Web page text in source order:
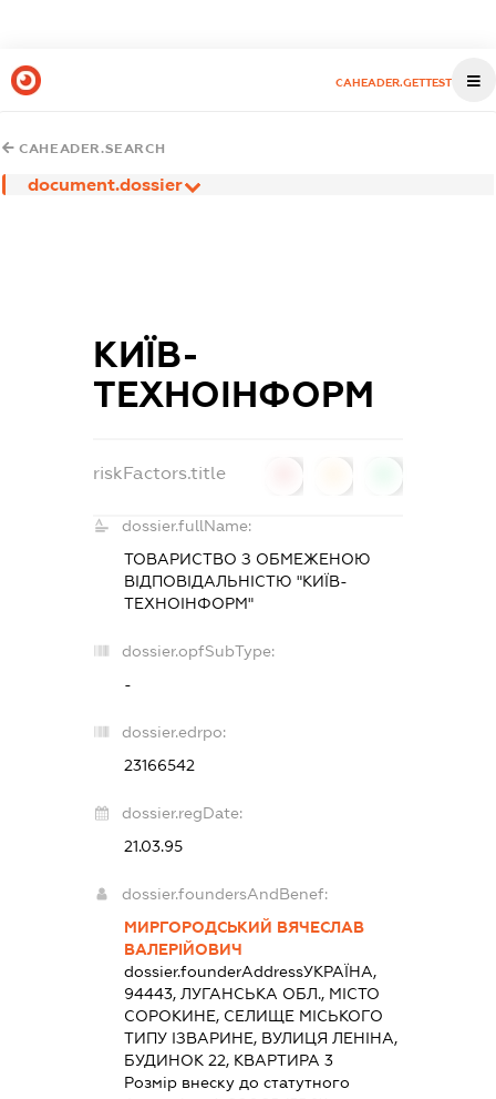
CAHEADER.GETTEST
CAHEADER.SEARCH
document.dossier
КИЇВ-
ТЕХНОІНФОРМ
riskFactors.title
dossier.fullName:
ТОВАРИСТВО З ОБМЕЖЕНОЮ
ВІДПОВІДАЛЬНІСТЮ "КИЇВ-
ТЕХНОІНФОРМ"
dossier.opfSubType:
-
dossier.edrpo:
23166542
dossier.regDate:
21.03.95
dossier.foundersAndBenef:
МИРГОРОДСЬКИЙ ВЯЧЕСЛАВ
ВАЛЕРІЙОВИЧ
dossier.founderAddressУКРАЇНА,
94443, ЛУГАНСЬКА ОБЛ., МІСТО
СОРОКИНЕ, СЕЛИЩЕ МІСЬКОГО
ТИПУ ІЗВАРИНЕ, ВУЛИЦЯ ЛЕНІНА,
БУДИНОК 22, КВАРТИРА 3
Розмір внеску до статутного